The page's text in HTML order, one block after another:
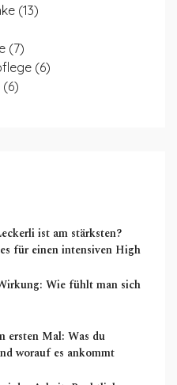
(13)
(7)
(6)
(6)
ist am stärksten?
für einen intensiven High
Wie fühlt man sich
ersten Mal: Was du
worauf es ankommt